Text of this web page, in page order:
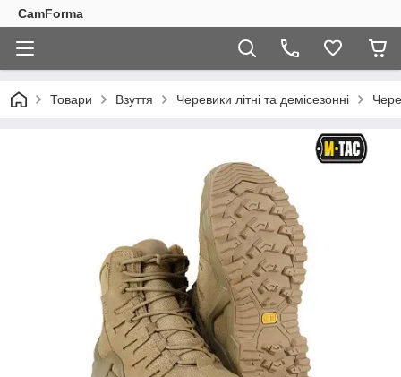
CamForma
Товари Взуття Черевики літні та демісезонні